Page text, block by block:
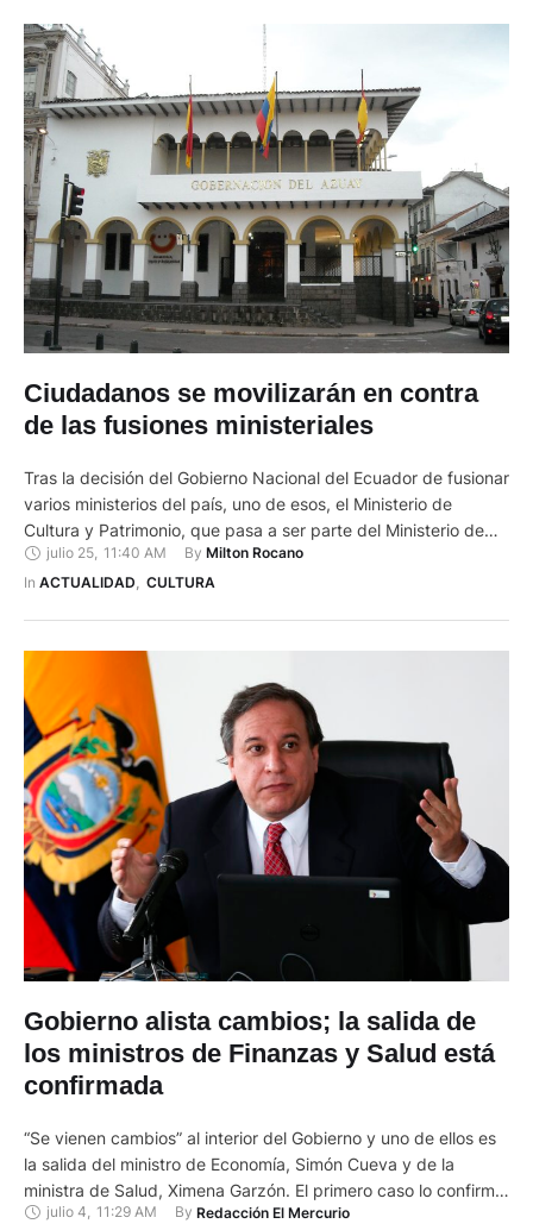
igualdad y justicia socioambiental. …
Ciudadanos se movilizarán en contra
de las fusiones ministeriales
Tras la decisión del Gobierno Nacional del Ecuador de fusionar
varios ministerios del país, uno de esos, el Ministerio de
Cultura y Patrimonio, que pasa a ser parte del Ministerio de
Educación, en Cuenca los trabajadores del arte se
autoconvocan para protestar en contra de la decisión del
julio 25 11:40 AM By Milton Rocano
In ACTUALIDAD, CULTURA
Gobierno alista cambios; la salida de
los ministros de Finanzas y Salud está
confirmada
“Se vienen cambios” al interior del Gobierno y uno de ellos es
la salida del ministro de Economía, Simón Cueva y de la
ministra de Salud, Ximena Garzón. El primero caso lo confirmó
este lunes 4 de julio de 2022 Iván Correa, secretario de
julio 4, 11:29 AM By Redacción El Mercurio